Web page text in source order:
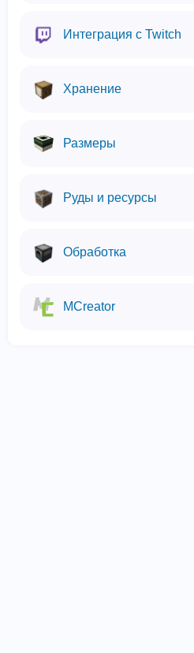
Интеграция с Twitch
Хранение
Размеры
Руды и ресурсы
Обработка
MCreator